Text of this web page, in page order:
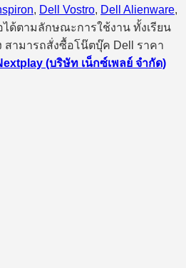
, Dell Vostro, Dell Alienware,
ได้ตามลักษณะการใช้งาน ทั้งเรียน
สามารถสั่งซื้อโน๊ตบุ๊ค Dell ราคา
(บริษัท เน็กซ์เพลย์ จำกัด)